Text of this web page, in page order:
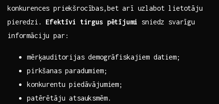
konkurences priekšrocības,bet arī uzlabot lietotāju
pieredzi. Efektīvi⁣ tirgus pētījumi sniedz ‌svarīgu
informāciju par:
mērķauditorijas demogrāfiskajiem datiem;
pirkšanas paradumiem;
konkurentu piedāvājumiem;
patērētāju atsauksmēm.